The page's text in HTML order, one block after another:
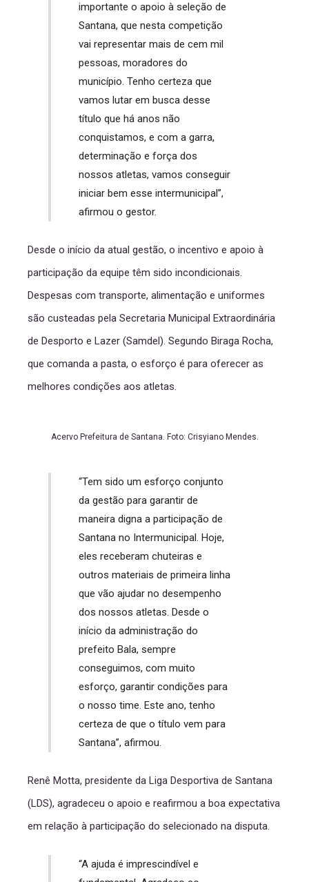
importante o apoio à seleção de
Santana, que nesta competição
vai representar mais de cem mil
pessoas, moradores do
município. Tenho certeza que
vamos lutar em busca desse
título que há anos não
conquistamos, e com a garra,
determinação e força dos
nossos atletas, vamos conseguir
iniciar bem esse intermunicipal”,
afirmou o gestor.
Desde o início da atual gestão, o incentivo e apoio à
participação da equipe têm sido incondicionais.
Despesas com transporte, alimentação e uniformes
são custeadas pela Secretaria Municipal Extraordinária
de Desporto e Lazer (Samdel). Segundo Biraga Rocha,
que comanda a pasta, o esforço é para oferecer as
melhores condições aos atletas.
Acervo Prefeitura de Santana. Foto: Crisyiano Mendes.
“Tem sido um esforço conjunto
da gestão para garantir de
maneira digna a participação de
Santana no Intermunicipal. Hoje,
eles receberam chuteiras e
outros materiais de primeira linha
que vão ajudar no desempenho
dos nossos atletas. Desde o
início da administração do
prefeito Bala, sempre
conseguimos, com muito
esforço, garantir condições para
o nosso time. Este ano, tenho
certeza de que o título vem para
Santana”, afirmou.
Renê Motta, presidente da Liga Desportiva de Santana
(LDS), agradeceu o apoio e reafirmou a boa expectativa
em relação à participação do selecionado na disputa.
“A ajuda é imprescindível e